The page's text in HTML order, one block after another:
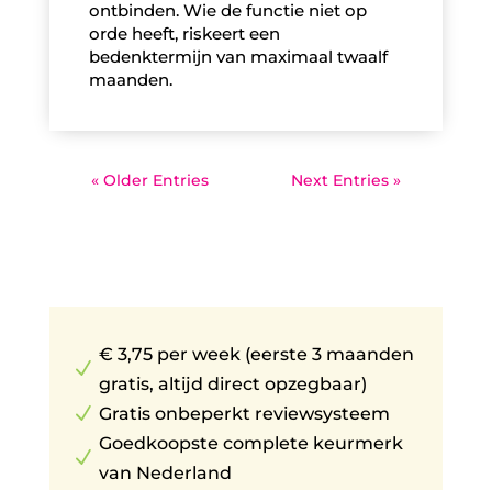
ontbinden. Wie de functie niet op
orde heeft, riskeert een
bedenktermijn van maximaal twaalf
maanden.
« Older Entries Next Entries »
N
€ 3,75 per week (eerste 3 maanden
gratis, altijd direct opzegbaar)
N Gratis onbeperkt reviewsysteem
N
Goedkoopste complete keurmerk
van Nederland